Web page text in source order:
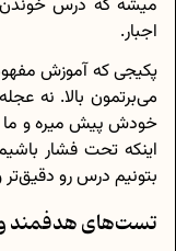
میشه که درس
اجبار.
پکیجی که آموزش
می‌برتمون بالا. نه
خودش پیش میره و
اینکه تحت فشار باشیم
بتونیم درس رو
تست‌های هدفمند